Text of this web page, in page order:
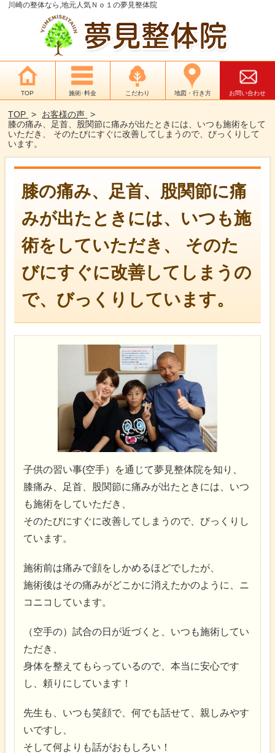
川崎の整体なら,地元人気Ｎｏ１の夢見整体院
TOP 施術･料金 こだわり 地図・行き方 お問い合わせ
TOP
お客様の声
膝の痛み、足首、股関節に痛みが出たときには、いつも施術をして
いただき、 そのたびにすぐに改善してしまうので、びっくりして
います。
膝の痛み、足首、股関節に痛
みが出たときには、いつも施
術をしていただき、 そのた
びにすぐに改善してしまうの
で、びっくりしています。
子供の習い事(空手）を通じて夢見整体院を知り、
膝痛み、足首、股関節に痛みが出たときには、いつ
も施術をしていただき、
そのたびにすぐに改善してしまうので、びっくりし
ています。
施術前は痛みで顔をしかめるほどでしたが、
施術後はその痛みがどこかに消えたかのように、ニ
コニコしています。
（空手の）試合の日が近づくと、いつも施術してい
ただき、
身体を整えてもらっているので、本当に安心です
し、頼りにしています！
先生も、いつも笑顔で、何でも話せて、親しみやす
いですし、
そして何よりも話がおもしろい！